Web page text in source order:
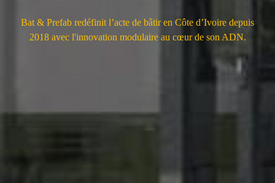
Bat & Prefab redéfinit l’acte de bâtir en Côte d’Ivoire depuis
2018 avec l'innovation modulaire au cœur de son ADN.